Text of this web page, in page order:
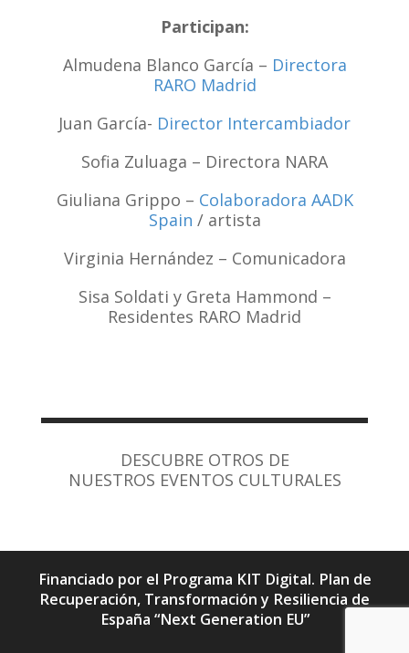
Participan:
Almudena Blanco García – Directora
RARO Madrid
Juan García- Director Intercambiador
Sofia Zuluaga – Directora NARA
Giuliana Grippo – Colaboradora AADK
Spain / artista
Virginia Hernández – Comunicadora
Sisa Soldati y Greta Hammond –
Residentes RARO Madrid
DESCUBRE OTROS DE
NUESTROS EVENTOS CULTURALES
Financiado por el Programa KIT Digital. Plan de
Recuperación, Transformación y Resiliencia de
España “Next Generation EU”